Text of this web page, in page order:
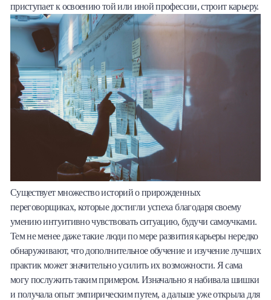
приступает к освоению той или иной профессии, строит карьеру.
Существует множество историй о прирожденных
переговорщиках, которые достигли успеха благодаря своему
умению интуитивно чувствовать ситуацию, будучи самоучками.
Тем не менее даже такие люди по мере развития карьеры нередко
обнаруживают, что дополнительное обучение и изучение лучших
практик может значительно усилить их возможности. Я сама
могу послужить таким примером. Изначально я набивала шишки
и получала опыт эмпирическим путем, а дальше уже открыла для